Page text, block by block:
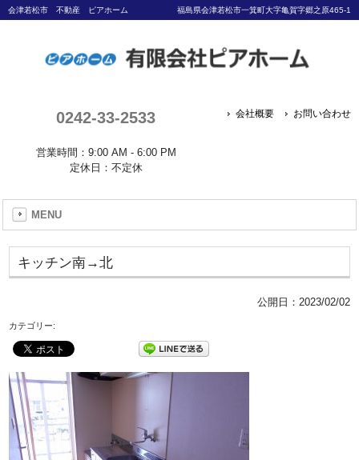
会津若松市 不動産 ピアホーム 福島県会津若松市一箕町大字亀賀字郷之原465-1
0242-33-2533
営業時間：9:00 AM - 6:00 PM
定休日：不定休
会社概要 お問い合わせ
MENU
キッチン南→北
公開日： 2023/02/02
カテゴリー: